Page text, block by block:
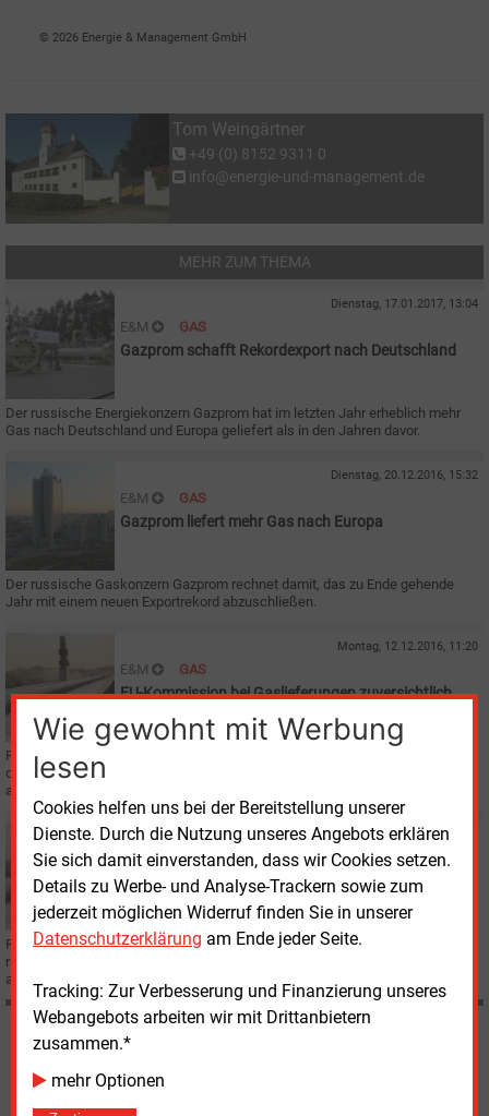
Wie gewohnt mit Werbung
lesen
Cookies helfen uns bei der Bereitstellung unserer
Dienste. Durch die Nutzung unseres Angebots erklären
Sie sich damit einverstanden, dass wir Cookies setzen.
Details zu Werbe- und Analyse-Trackern sowie zum
jederzeit möglichen Widerruf finden Sie in unserer
Datenschutzerklärung am Ende jeder Seite.
Tracking: Zur Verbesserung und Finanzierung unseres
Webangebots arbeiten wir mit Drittanbietern
zusammen.*
mehr Optionen
© 2026 Energie & Management GmbH
Tom Weingärtner
+49 (0) 8152 9311 0
info@energie-und-management.de
MEHR ZUM THEMA
Dienstag, 17.01.2017, 13:04
E&M GAS
Gazprom schafft Rekordexport nach Deutschland
Der russische Energiekonzern Gazprom hat im letzten Jahr erheblich mehr
Gas nach Deutschland und Europa geliefert als in den Jahren davor.
Dienstag, 20.12.2016, 15:32
E&M GAS
Gazprom liefert mehr Gas nach Europa
Der russische Gaskonzern Gazprom rechnet damit, das zu Ende gehende
Jahr mit einem neuen Exportrekord abzuschließen.
Montag, 12.12.2016, 11:20
E&M GAS
EU-Kommission bei Gaslieferungen zuversichtlich
Russland und die Ukraine haben am 9. Dezember ihre Verhandlungen über
die seit dem letzten Jahr ausgesetzten Gaslieferungen wieder
aufgenommen.
Montag, 28.11.2016, 13:44
E&M GAS
EU will zwischen Russland und der Ukraine weiter
vermitteln
Russland und die Ukraine wollen ihre Gespräche über die Lieferung von
russischem Gas im kommenden Winter unter Vermittlung der EU wieder
aufnehmen.
Möchten Sie diese und
weitere Nachrichten lesen?